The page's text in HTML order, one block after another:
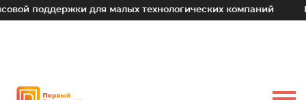
для малых технологических компаний Юрий